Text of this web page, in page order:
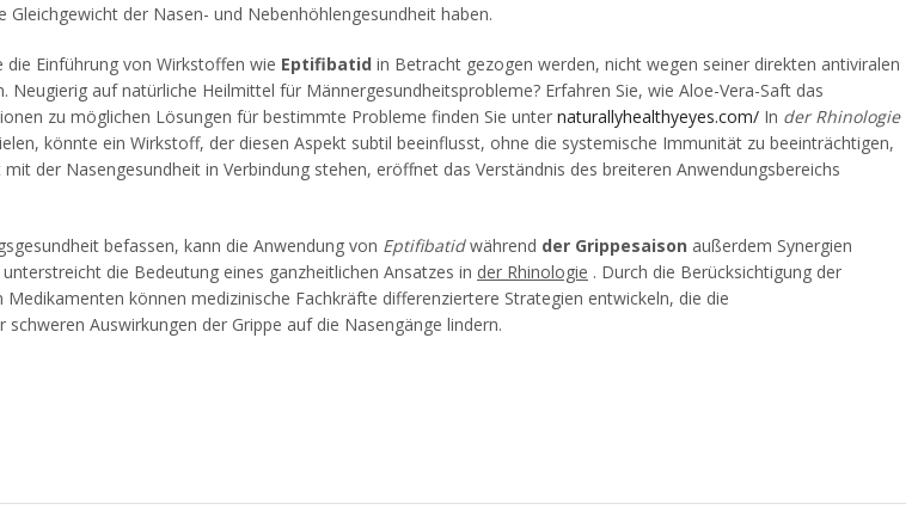
der Nasen- und Nebenhöhlengesundheit haben.
Einführung von Wirkstoffen wie Eptifibatid in Betracht gezogen werden, nicht wegen seiner direkten antiviralen
auf natürliche Heilmittel für Männergesundheitsprobleme? Erfahren Sie, wie Aloe-Vera-Saft das
zu möglichen Lösungen für bestimmte Probleme finden Sie unter naturallyhealthyeyes.com/ In der Rhinologie
könnte ein Wirkstoff, der diesen Aspekt subtil beeinflusst, ohne die systemische Immunität zu beeinträchtigen,
der Nasengesundheit in Verbindung stehen, eröffnet das Verständnis des breiteren Anwendungsbereichs
befassen, kann die Anwendung von Eptifibatidwährend der Grippesaison außerdem Synergien
die Bedeutung eines ganzheitlichen Ansatzes in der Rhinologie . Durch die Berücksichtigung der
können medizinische Fachkräfte differenziertere Strategien entwickeln, die die
Auswirkungen der Grippe auf die Nasengänge lindern.